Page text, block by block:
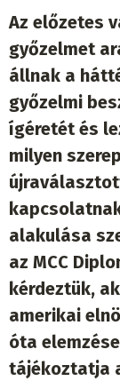
Az előzetes
győzelmet
állnak a
győzelmi
ígéretét és
milyen
alakulása
az MCC
kérdeztük,
amerikai
óta
tájékoztatja